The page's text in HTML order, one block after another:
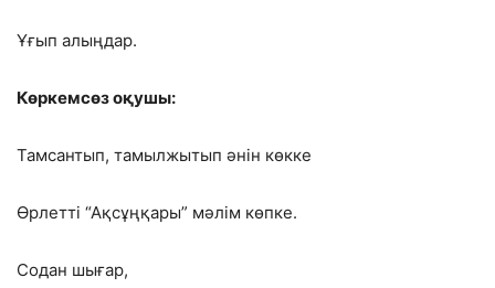
Ұғып алыңдар.
Көркемсөз оқушы:
Тамсантып, тамылжытып әнін көкке
Өрлетті “Ақсұңқары” мәлім көпке.
Содан шығар,